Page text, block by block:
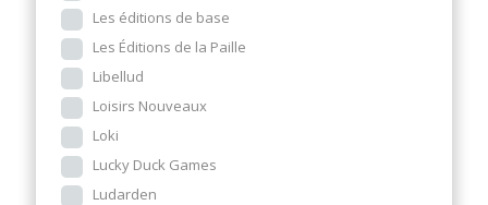
Les éditions de base
Les Éditions de la Paille
Libellud
Loisirs Nouveaux
Loki
Lucky Duck Games
Ludarden